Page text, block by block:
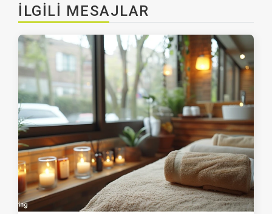
İLGILI MESAJLAR